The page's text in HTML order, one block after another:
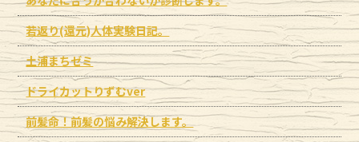
若返り(還元)人体実験日記。
土浦まちゼミ
ドライカットりずむver
前髪命！前髪の悩み解決します。